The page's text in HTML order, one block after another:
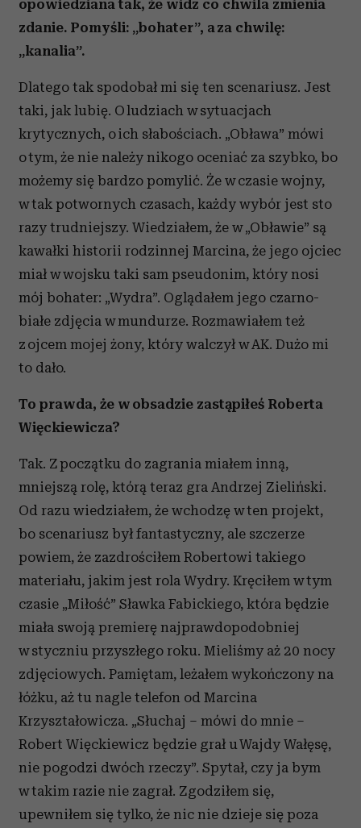
opowiedziana tak, że widz co chwila zmienia
zdanie. Pomyśli: „bohater”, a za chwilę:
„kanalia”.
Dlatego tak spodobał mi się ten scenariusz. Jest
taki, jak lubię. O ludziach w sytuacjach
krytycznych, o ich słabościach. „Obława” mówi
o tym, że nie należy nikogo oceniać za szybko, bo
możemy się bardzo pomylić. Że w czasie wojny,
w tak potwornych czasach, każdy wybór jest sto
razy trudniejszy. Wiedziałem, że w „Obławie” są
kawałki historii rodzinnej Marcina, że jego ojciec
miał w wojsku taki sam pseudonim, który nosi
mój bohater: „Wydra”. Oglądałem jego czarno-
białe zdjęcia w mundurze. Rozmawiałem też
z ojcem mojej żony, który walczył w AK. Dużo mi
to dało.
To prawda, że w obsadzie zastąpiłeś Roberta
Więckiewicza?
Tak. Z początku do zagrania miałem inną,
mniejszą rolę, którą teraz gra Andrzej Zieliński.
Od razu wiedziałem, że wchodzę w ten projekt,
bo scenariusz był fantastyczny, ale szczerze
powiem, że zazdrościłem Robertowi takiego
materiału, jakim jest rola Wydry. Kręciłem w tym
czasie „Miłość” Sławka Fabickiego, która będzie
miała swoją premierę najprawdopodobniej
w styczniu przyszłego roku. Mieliśmy aż 20 nocy
zdjęciowych. Pamiętam, leżałem wykończony na
łóżku, aż tu nagle telefon od Marcina
Krzyształowicza. „Słuchaj – mówi do mnie –
Robert Więckiewicz będzie grał u Wajdy Wałęsę,
nie pogodzi dwóch rzeczy”. Spytał, czy ja bym
w takim razie nie zagrał. Zgodziłem się,
upewniłem się tylko, że nic nie dzieje się poza